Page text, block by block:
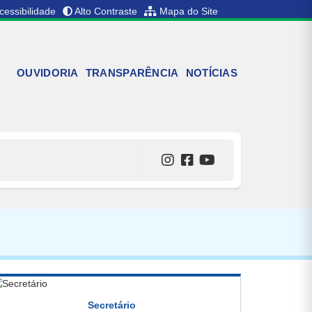
Alto Contraste Mapa do Site
OUVIDORIA TRANSPARÊNCIA NOTÍCIAS
Secretário